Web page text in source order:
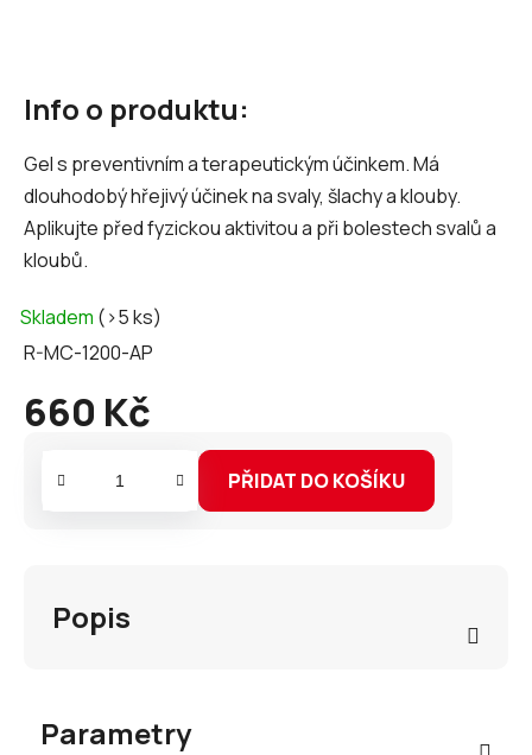
Info o produktu:
Gel s preventivním a terapeutickým účinkem. Má
dlouhodobý hřejivý účinek na svaly, šlachy a klouby.
Aplikujte před fyzickou aktivitou a při bolestech svalů a
kloubů.
Skladem (>5 ks)
R-MC-1200-AP
660 Kč
Měrná
PŘIDAT DO KOŠÍKU
Popis
Parametry